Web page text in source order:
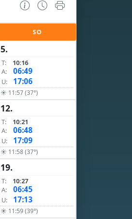
SO
5.
T:
10:16
A:
06:49
U: 17:06
☀ 11:57 (37°)
12.
T:
10:21
A:
06:48
U: 17:09
☀ 11:58 (37°)
19.
T:
10:27
A:
06:45
U: 17:13
☀ 11:59 (39°)